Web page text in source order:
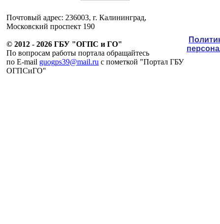
Почтовый адрес: 236003, г. Калининград,
Московский проспект 190
© 2012 - 2026 ГБУ "ОГПС и ГО"
По вопросам работы портала обращайтесь
по E-mail guogps39@mail.ru c пометкой "Портал ГБУ
ОГПСиГО"